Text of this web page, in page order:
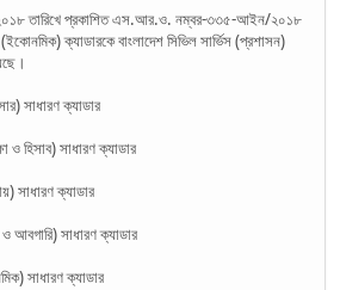
২০১৮ তারিখে প্রকাশিত এস.আর.ও. নম্বর-৩৩৫-আইন/২০১৮
(ইকোনমিক) ক্যাডারকে বাংলাদেশ সিভিল সার্ভিস (প্রশাসন)
সাধারণ ক্যাডার
ও হিসাব) সাধারণ ক্যাডার
সাধারণ ক্যাডার
আবগারি) সাধারণ ক্যাডার
সাধারণ ক্যাডার